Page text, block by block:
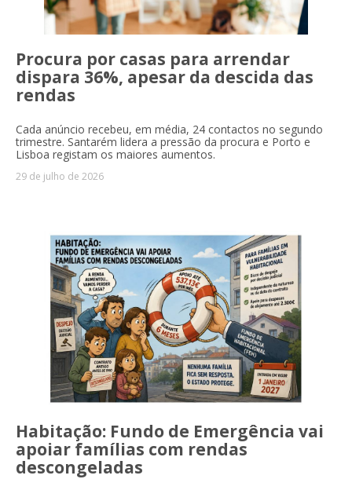
Procura por casas para arrendar
dispara 36%, apesar da descida das
rendas
Cada anúncio recebeu, em média, 24 contactos no segundo
trimestre. Santarém lidera a pressão da procura e Porto e
Lisboa registam os maiores aumentos.
29 de julho de 2026
Habitação: Fundo de Emergência vai
apoiar famílias com rendas
descongeladas